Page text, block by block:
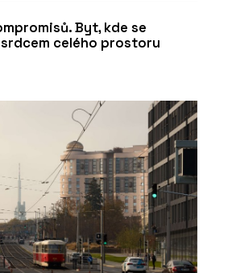
Byt, kde se
celého prostoru